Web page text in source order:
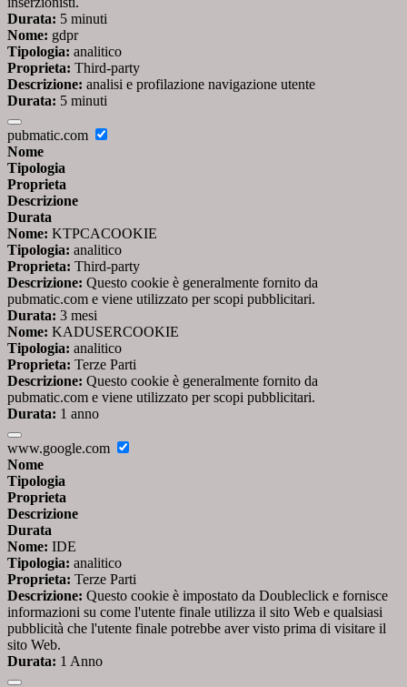
Durata: 5 minuti
Nome: gdpr
Tipologia: analitico
Proprieta: Third-party
Descrizione: analisi e profilazione navigazione utente
Durata: 5 minuti
pubmatic.com
Nome
Tipologia
Proprieta
Descrizione
Durata
Nome: KTPCACOOKIE
Tipologia: analitico
Proprieta: Third-party
Descrizione: Questo cookie è generalmente fornito da
pubmatic.com e viene utilizzato per scopi pubblicitari.
Durata: 3 mesi
Nome: KADUSERCOOKIE
Tipologia: analitico
Proprieta: Terze Parti
Descrizione: Questo cookie è generalmente fornito da
pubmatic.com e viene utilizzato per scopi pubblicitari.
Durata: 1 anno
www.google.com
Nome
Tipologia
Proprieta
Descrizione
Durata
Nome: IDE
Tipologia: analitico
Proprieta: Terze Parti
Descrizione: Questo cookie è impostato da Doubleclick e fornisce
informazioni su come l'utente finale utilizza il sito Web e qualsiasi
pubblicità che l'utente finale potrebbe aver visto prima di visitare il
sito Web.
Durata: 1 Anno